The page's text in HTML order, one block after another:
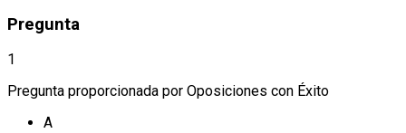
Pregunta
1
Pregunta proporcionada por Oposiciones con Éxito
A